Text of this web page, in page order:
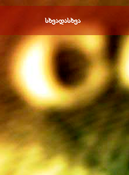
▼
სხვადასხვა